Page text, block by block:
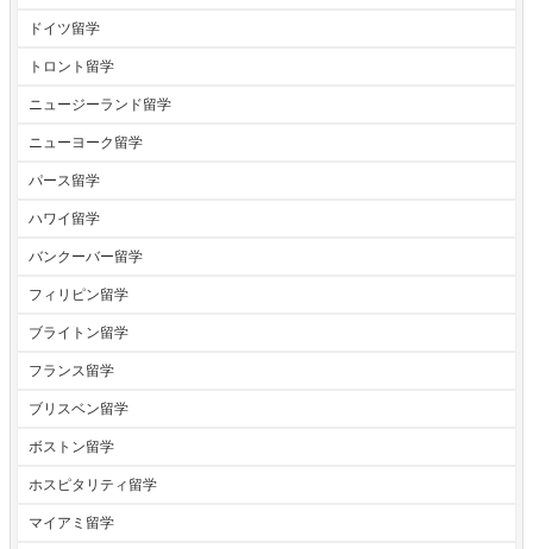
ドイツ留学
トロント留学
ニュージーランド留学
ニューヨーク留学
パース留学
ハワイ留学
バンクーバー留学
フィリピン留学
ブライトン留学
フランス留学
ブリスベン留学
ボストン留学
ホスピタリティ留学
マイアミ留学